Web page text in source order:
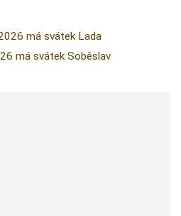
má svátek Lada
má svátek Soběslav